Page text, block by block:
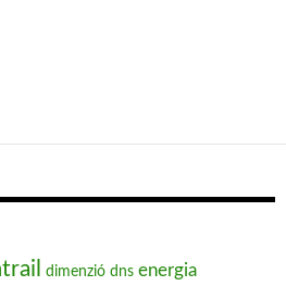
dimenzió dns energia